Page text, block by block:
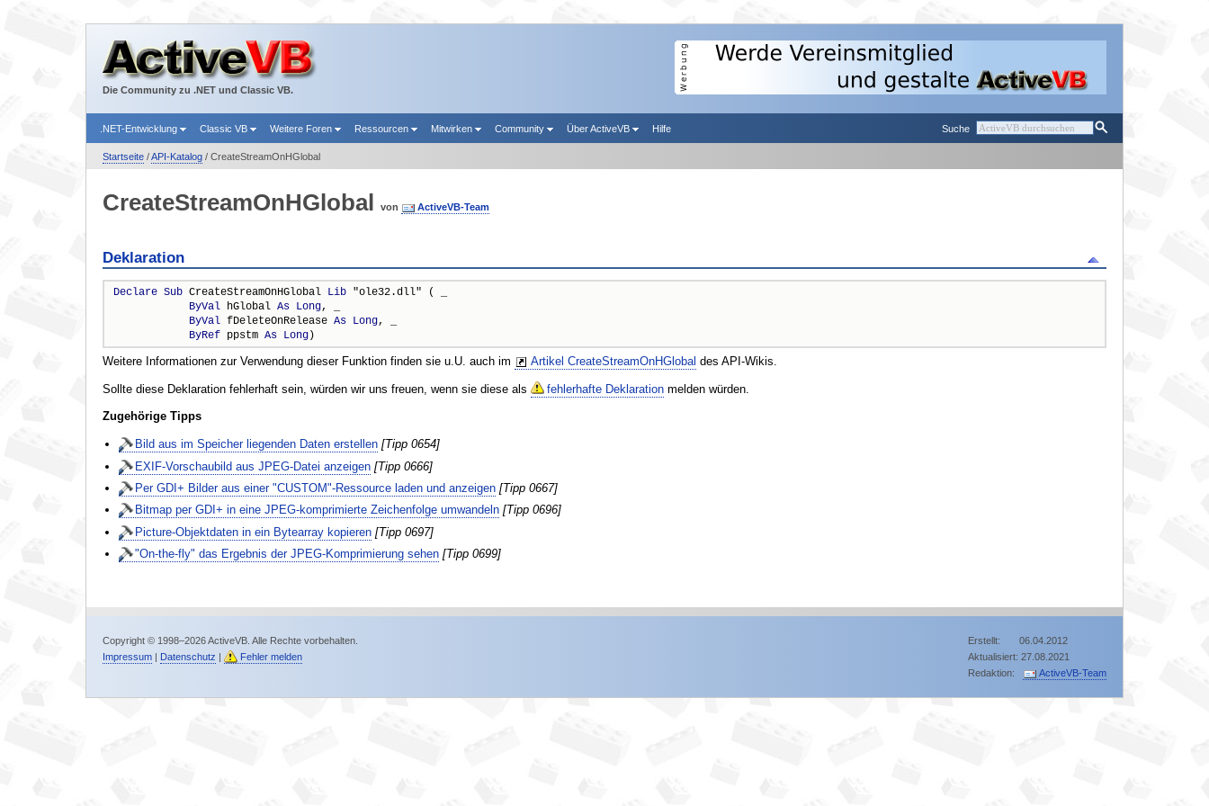
Die Community zu .NET und Classic VB.
Suche
.NET-Entwicklung Classic VB Weitere Foren Ressourcen Mitwirken Community Über ActiveVB Hilfe
Startseite/API-Katalog/ CreateStreamOnHGlobal
CreateStreamOnHGlobal von ActiveVB-Team
Deklaration
Declare Sub CreateStreamOnHGlobal Lib "ole32.dll" ( _
ByVal hGlobal As Long, _
ByVal fDeleteOnRelease As Long, _
ByRef ppstm As Long)
Weitere Informationen zur Verwendung dieser Funktion finden sie u.U. auch im Artikel CreateStreamOnHGlobal des API-Wikis.
Sollte diese Deklaration fehlerhaft sein, würden wir uns freuen, wenn sie diese als fehlerhafte Deklarationmelden würden.
Zugehörige Tipps
Bild aus im Speicher liegenden Daten erstellen [Tipp 0654]
EXIF-Vorschaubild aus JPEG-Datei anzeigen [Tipp 0666]
Per GDI+ Bilder aus einer "CUSTOM"-Ressource laden und anzeigen [Tipp 0667]
Bitmap per GDI+ in eine JPEG-komprimierte Zeichenfolge umwandeln [Tipp 0696]
Picture-Objektdaten in ein Bytearray kopieren [Tipp 0697]
"On-the-fly" das Ergebnis der JPEG-Komprimierung sehen [Tipp 0699]
Erstellt: 06.04.2012
Aktualisiert: 27.08.2021
Redaktion:
ActiveVB-Team
Copyright © 1998–2026 ActiveVB. Alle Rechte vorbehalten.
Impressum| Datenschutz | Fehler melden